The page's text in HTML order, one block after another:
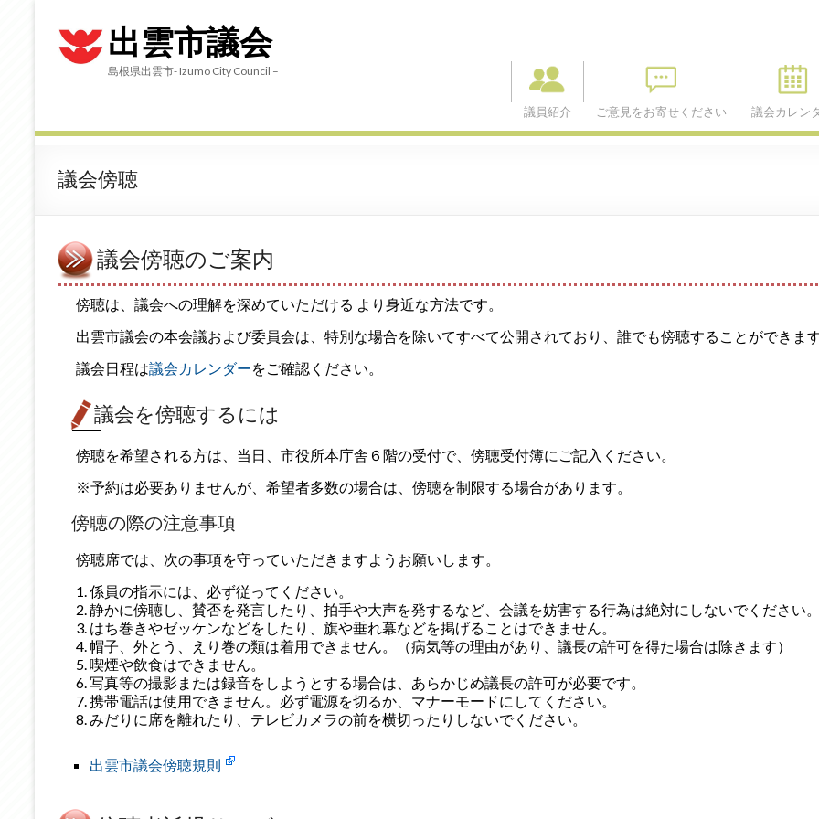
出雲市議会
島根県出雲市- Izumo City Council –
議員紹介 ご意見をお寄せください 議会カレン
議会傍聴
議会傍聴のご案内
傍聴は、議会への理解を深めていただける より身近な方法です。
出雲市議会の本会議および委員会は、特別な場合を除いてすべて公開されており、誰でも傍聴することができま
議会日程は議会カレンダーをご確認ください。
議会を傍聴するには
傍聴を希望される方は、当日、市役所本庁舎６階の受付で、傍聴受付簿にご記入ください。
※予約は必要ありませんが、希望者多数の場合は、傍聴を制限する場合があります。
傍聴の際の注意事項
傍聴席では、次の事項を守っていただきますようお願いします。
係員の指示には、必ず従ってください。
静かに傍聴し、賛否を発言したり、拍手や大声を発するなど、会議を妨害する行為は絶対にしないでください
はち巻きやゼッケンなどをしたり、旗や垂れ幕などを掲げることはできません。
帽子、外とう、えり巻の類は着用できません。（病気等の理由があり、議長の許可を得た場合は除きます）
喫煙や飲食はできません。
写真等の撮影または録音をしようとする場合は、あらかじめ議長の許可が必要です。
携帯電話は使用できません。必ず電源を切るか、マナーモードにしてください。
みだりに席を離れたり、テレビカメラの前を横切ったりしないでください。
出雲市議会傍聴規則